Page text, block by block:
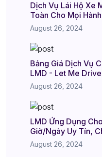
Dịch Vụ Lái Hộ Xe
Toàn Cho Mọi
August 26, 2024
Bảng Giá Dịch Vụ
LMD - Let Me Drive
August 26, 2024
LMD Ứng Dụng
Giờ/Ngày Uy Tín,
August 26, 2024